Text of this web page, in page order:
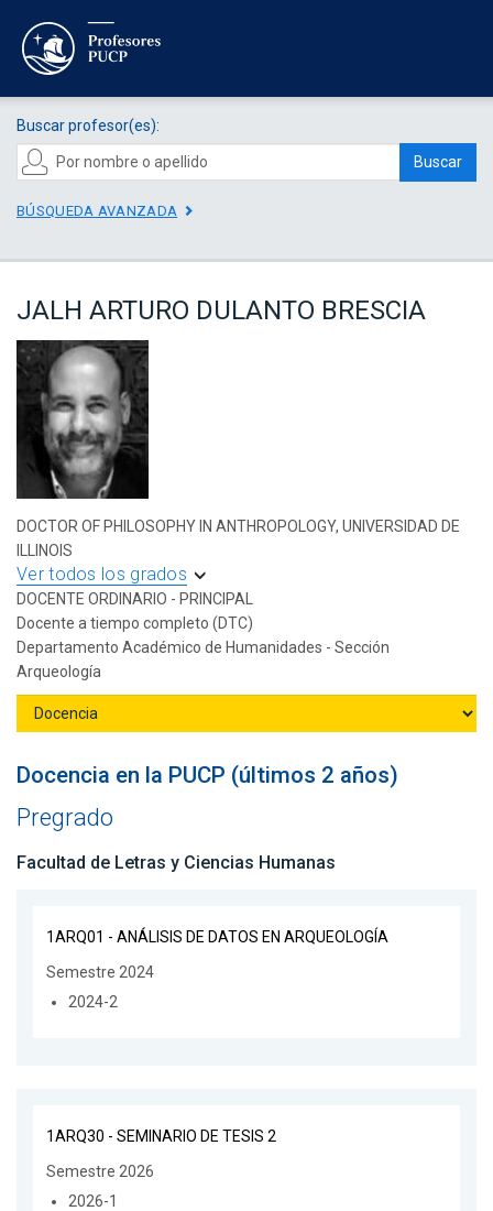
Buscar profesor(es):
Buscar
BÚSQUEDA AVANZADA
JALH ARTURO DULANTO BRESCIA
DOCTOR OF PHILOSOPHY IN ANTHROPOLOGY, UNIVERSIDAD DE
ILLINOIS
Ver todos los grados
DOCENTE ORDINARIO - PRINCIPAL
Docente a tiempo completo (DTC)
Departamento Académico de Humanidades - Sección
Arqueología
Docencia en la PUCP (últimos 2 años)
Pregrado
Facultad de Letras y Ciencias Humanas
1ARQ01 - ANÁLISIS DE DATOS EN ARQUEOLOGÍA
Semestre 2024
2024-2
1ARQ30 - SEMINARIO DE TESIS 2
Semestre 2026
2026-1